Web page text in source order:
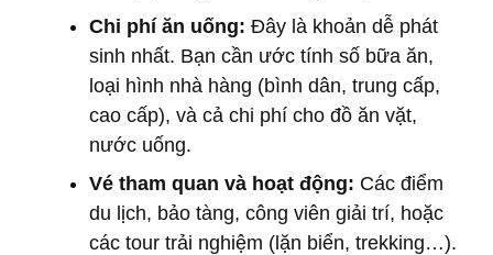
Chi phí ăn uống: Đây là khoản dễ phát
sinh nhất. Bạn cần ước tính số bữa ăn,
loại hình nhà hàng (bình dân, trung cấp,
cao cấp), và cả chi phí cho đồ ăn vặt,
nước uống.
Vé tham quan và hoạt động: Các điểm
du lịch, bảo tàng, công viên giải trí, hoặc
các tour trải nghiệm (lặn biển, trekking…).